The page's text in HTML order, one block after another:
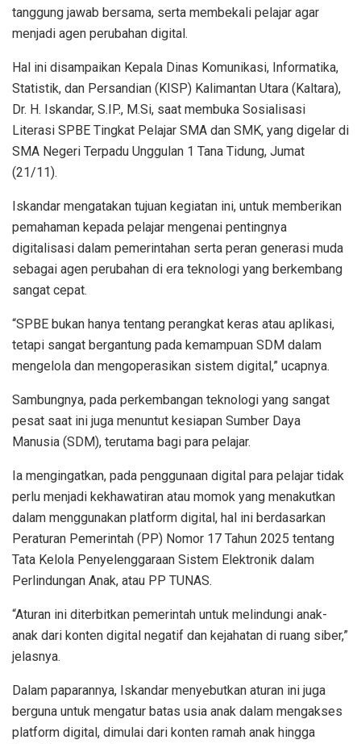
tanggung jawab bersama, serta membekali pelajar agar
menjadi agen perubahan digital.
Hal ini disampaikan Kepala Dinas Komunikasi, Informatika,
Statistik, dan Persandian (KISP) Kalimantan Utara (Kaltara),
Dr. H. Iskandar, S.IP., M.Si, saat membuka Sosialisasi
Literasi SPBE Tingkat Pelajar SMA dan SMK, yang digelar di
SMA Negeri Terpadu Unggulan 1 Tana Tidung, Jumat
(21/11).
Iskandar mengatakan tujuan kegiatan ini, untuk memberikan
pemahaman kepada pelajar mengenai pentingnya
digitalisasi dalam pemerintahan serta peran generasi muda
sebagai agen perubahan di era teknologi yang berkembang
sangat cepat.
“SPBE bukan hanya tentang perangkat keras atau aplikasi,
tetapi sangat bergantung pada kemampuan SDM dalam
mengelola dan mengoperasikan sistem digital,” ucapnya.
Sambungnya, pada perkembangan teknologi yang sangat
pesat saat ini juga menuntut kesiapan Sumber Daya
Manusia (SDM), terutama bagi para pelajar.
Ia mengingatkan, pada penggunaan digital para pelajar tidak
perlu menjadi kekhawatiran atau momok yang menakutkan
dalam menggunakan platform digital, hal ini berdasarkan
Peraturan Pemerintah (PP) Nomor 17 Tahun 2025 tentang
Tata Kelola Penyelenggaraan Sistem Elektronik dalam
Perlindungan Anak, atau PP TUNAS.
“Aturan ini diterbitkan pemerintah untuk melindungi anak-
anak dari konten digital negatif dan kejahatan di ruang siber,”
jelasnya.
Dalam paparannya, Iskandar menyebutkan aturan ini juga
berguna untuk mengatur batas usia anak dalam mengakses
platform digital, dimulai dari konten ramah anak hingga